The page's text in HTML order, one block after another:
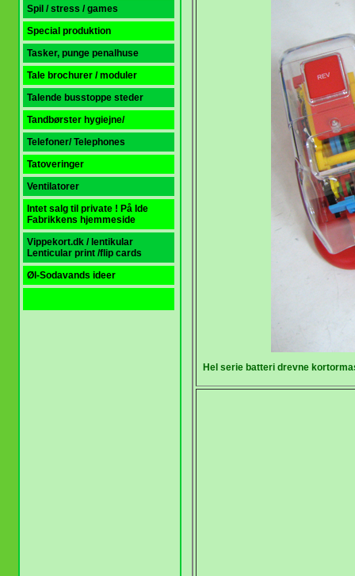
Spil / stress / games
Special produktion
Tasker, punge penalhuse
Tale brochurer / moduler
Talende busstoppe steder
Tandbørster hygiejne/
Telefoner/ Telephones
Tatoveringer
Ventilatorer
Intet salg til private ! På Ide
Fabrikkens hjemmeside
Vippekort.dk / lentikular
Lenticular print /flip cards
Øl-Sodavands ideer
Hel serie batteri drevne